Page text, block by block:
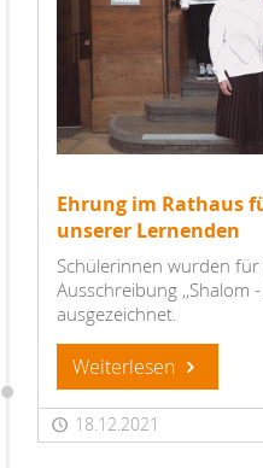
Ehrung im Rathaus
unserer Lernenden
Schülerinnen wurden
Ausschreibung ,,Shalom
ausgezeichnet.
Weiterlesen
18.12.2021